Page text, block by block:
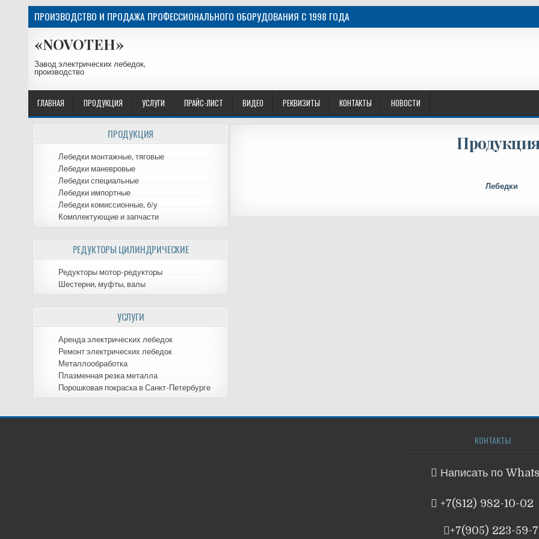
ПРОИЗВОДСТВО И ПРОДАЖА ПРОФЕССИОНАЛЬНОГО ОБОРУДОВАНИЯ C 1998 ГОДА
«NOVOTEH»
Завод электрических лебедок,
производство
ГЛАВНАЯ ПРОДУКЦИЯ УСЛУГИ ПРАЙС-ЛИСТ ВИДЕО РЕКВИЗИТЫ КОНТАКТЫ НОВОСТИ
ПРОДУКЦИЯ
Лебедки монтажные, тяговые
Лебедки маневровые
Лебедки специальные
Лебедки импортные
Лебедки комиссионные, б/у
Комплектующие и запчасти
РЕДУКТОРЫ ЦИЛИНДРИЧЕСКИЕ
Редукторы мотор-редукторы
Шестерни, муфты, валы
УСЛУГИ
Аренда электрических лебедок
Ремонт электрических лебедок
Металлообработка
Плазменная резка металла
Порошковая покраска в Санкт-Петербурге
Лебедки
КОНТАКТЫ
Написать по
+7(812) 982-10-02
+7(905) 223-59-